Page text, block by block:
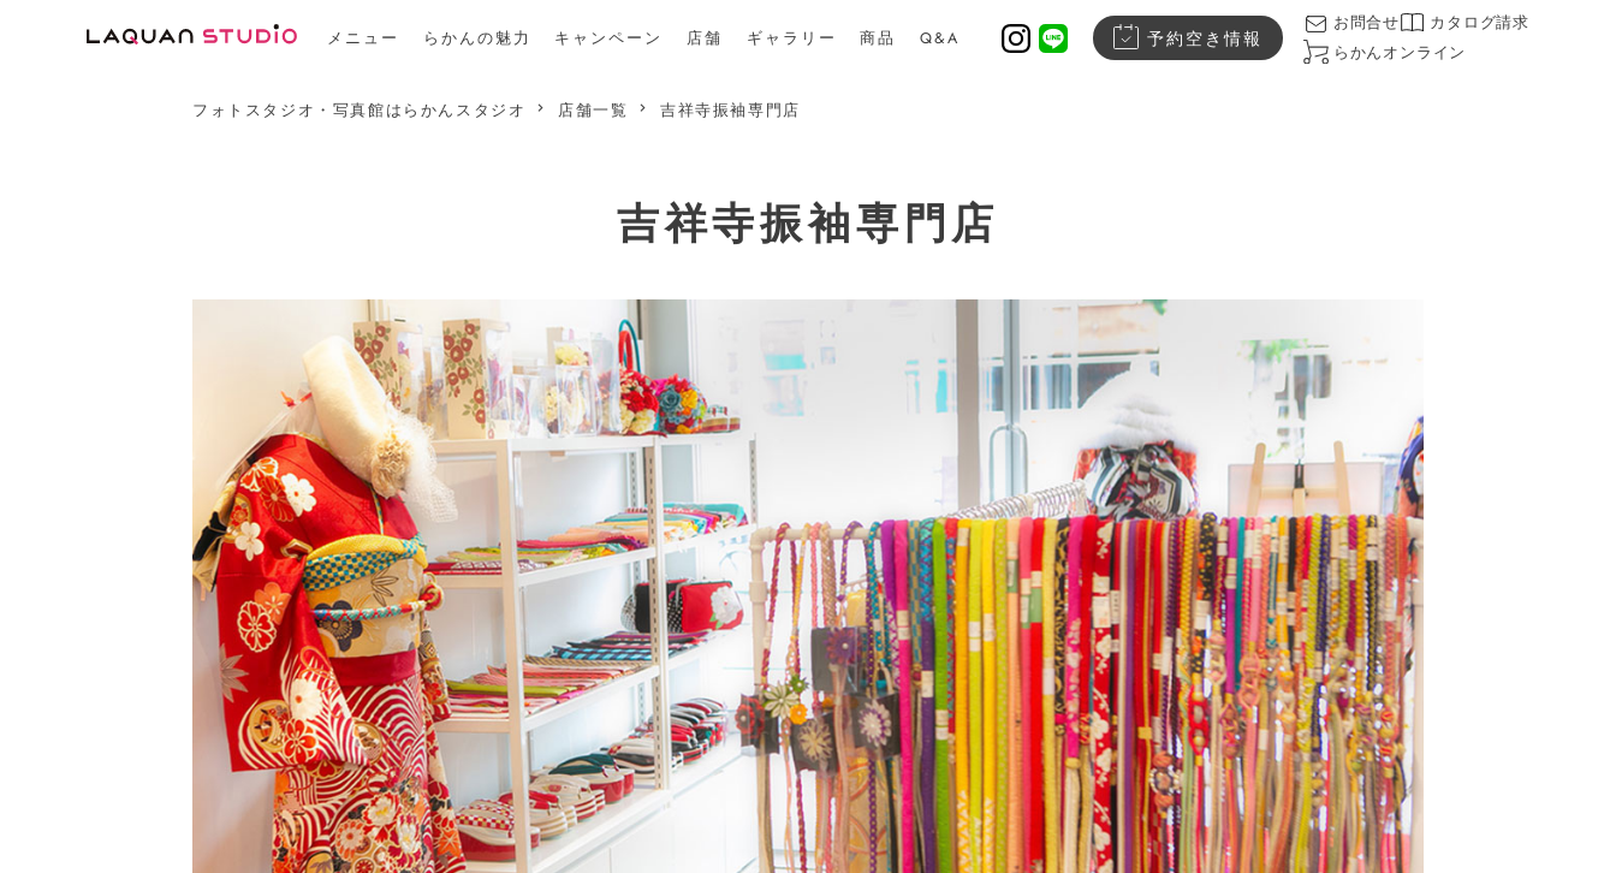
メニュー らかんの魅力 キャンペーン 店舗 ギャラリー 商品 Q&A 予約空き情報
お問合せ
カタログ請求
らかんオンライン
フォトスタジオ・写真館はらかんスタジオ 店舗一覧 吉祥寺振袖専門店
吉祥寺振袖専門店